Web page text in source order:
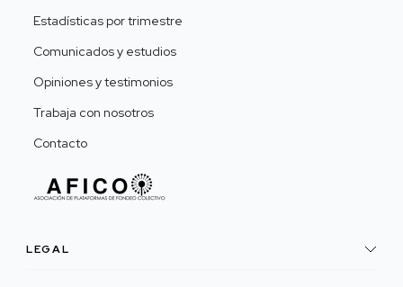
Estadísticas por trimestre
Comunicados y estudios
Opiniones y testimonios
Trabaja con nosotros
Contacto
LEGAL